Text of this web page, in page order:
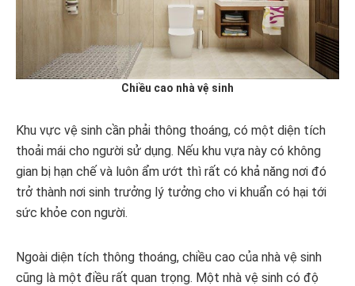
Chiều cao nhà vệ sinh
Khu vực vệ sinh cần phải thông thoáng, có một diện tích
thoải mái cho người sử dụng. Nếu khu vựa này có không
gian bị hạn chế và luôn ẩm ướt thì rất có khả năng nơi đó
trở thành nơi sinh trưởng lý tưởng cho vi khuẩn có hại tới
sức khỏe con người.
Ngoài diện tích thông thoáng, chiều cao của nhà vệ sinh
cũng là một điều rất quan trọng. Một nhà vệ sinh có độ